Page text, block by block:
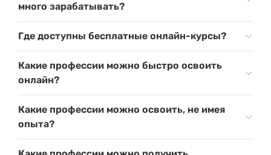
много зарабатывать?
Где доступны бесплатные онлайн-курсы?
Какие профессии можно быстро освоить
онлайн?
Какие профессии можно освоить, не имея
опыта?